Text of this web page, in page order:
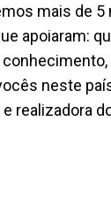
mais de 5
apoiaram:
neste
realizadora